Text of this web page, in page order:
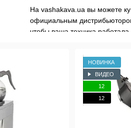
На vashakava.ua вы можете
официальным
чтобы ваша техника работала
НОВИНКА
ВИДЕО
12
12